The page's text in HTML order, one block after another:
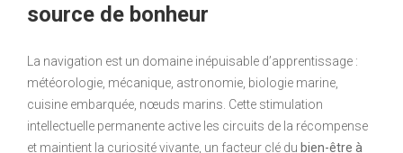
source de bonheur
La navigation est un domaine inépuisable d’apprentissage :
météorologie, mécanique, astronomie, biologie marine,
cuisine embarquée, nœuds marins. Cette stimulation
intellectuelle permanente active les circuits de la récompense
et maintient la curiosité vivante, un facteur clé du bien-être à